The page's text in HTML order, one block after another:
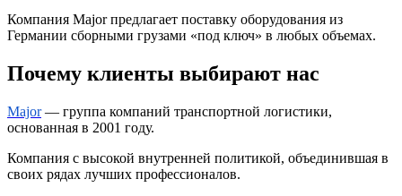
Компания Major предлагает поставку оборудования из
Германии сборными грузами «под ключ» в любых объемах.
Почему клиенты выбирают нас
Major— группа компаний транспортной логистики,
основанная в 2001 году.
Компания с высокой внутренней политикой, объединившая в
своих рядах лучших профессионалов.